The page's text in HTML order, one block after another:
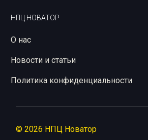
НПЦ НОВАТОР
О нас
Новости и статьи
Политика конфиденциальности
© 2026 НПЦ Новатор